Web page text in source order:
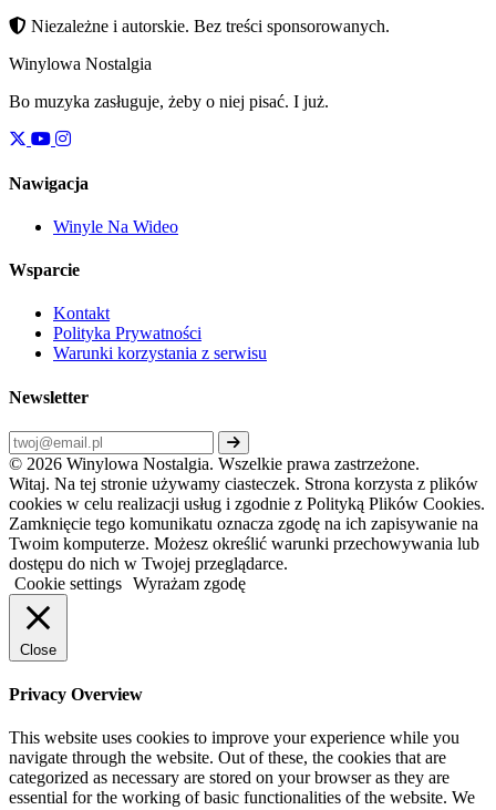
Niezależne i autorskie. Bez treści sponsorowanych.
Winylowa Nostalgia
Bo muzyka zasługuje, żeby o niej pisać. I już.
Nawigacja
Winyle Na Wideo
Wsparcie
Kontakt
Polityka Prywatności
Warunki korzystania z serwisu
Newsletter
© 2026 Winylowa Nostalgia. Wszelkie prawa zastrzeżone.
Witaj. Na tej stronie używamy ciasteczek. Strona korzysta z plików
cookies w celu realizacji usług i zgodnie z Polityką Plików Cookies.
Zamknięcie tego komunikatu oznacza zgodę na ich zapisywanie na
Twoim komputerze. Możesz określić warunki przechowywania lub
dostępu do nich w Twojej przeglądarce.
Cookie settings Wyrażam zgodę
Close
Privacy Overview
This website uses cookies to improve your experience while you
navigate through the website. Out of these, the cookies that are
categorized as necessary are stored on your browser as they are
essential for the working of basic functionalities of the website. We